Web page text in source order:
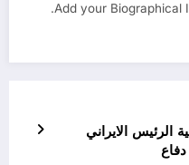
Add your Biographical
الايراني